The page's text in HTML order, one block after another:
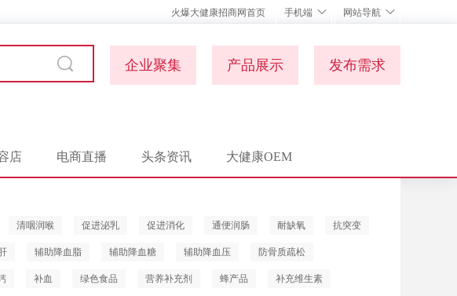
火爆大健康招商网首页 手机端 网站导航
企业聚集 产品展示 发布需求
店 电商直播 头条资讯 大健康OEM
清咽润喉 促进泌乳 促进消化 通便润肠 耐缺氧 抗突变
辅助降血脂 辅助降血糖 辅助降血压 防骨质疏松
补血 绿色食品 营养补充剂 蜂产品 补充维生素